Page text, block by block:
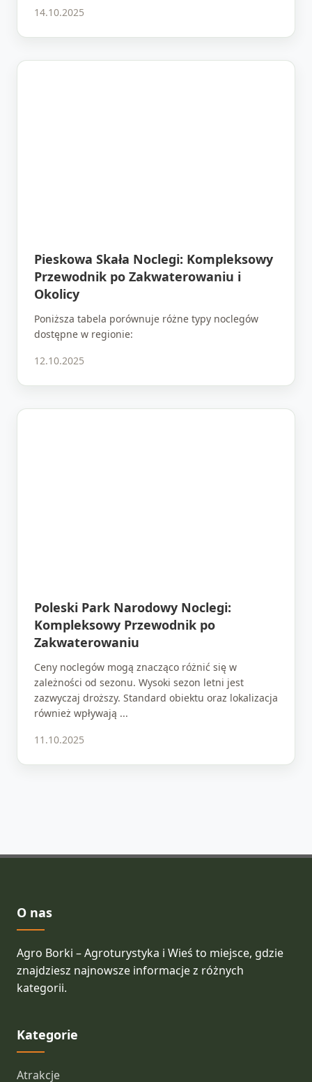
14.10.2025
Pieskowa Skała Noclegi: Kompleksowy
Przewodnik po Zakwaterowaniu i
Okolicy
Poniższa tabela porównuje różne typy noclegów
dostępne w regionie:
12.10.2025
Poleski Park Narodowy Noclegi:
Kompleksowy Przewodnik po
Zakwaterowaniu
Ceny noclegów mogą znacząco różnić się w
zależności od sezonu. Wysoki sezon letni jest
zazwyczaj droższy. Standard obiektu oraz lokalizacja
również wpływają ...
11.10.2025
O nas
Agro Borki – Agroturystyka i Wieś to miejsce, gdzie
znajdziesz najnowsze informacje z różnych
kategorii.
Kategorie
Atrakcje